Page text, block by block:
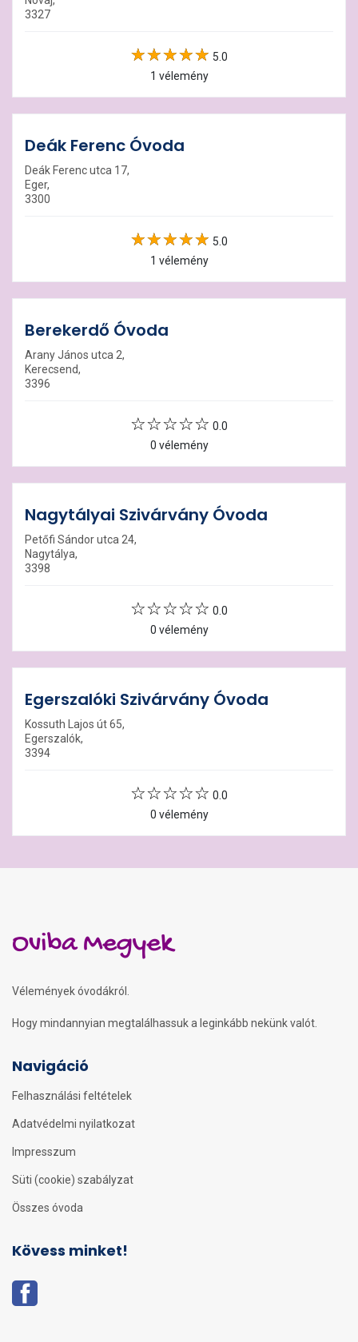
3327
5.0
1 vélemény
Deák Ferenc Óvoda
Deák Ferenc utca 17,
Eger,
3300
5.0
1 vélemény
Berekerdő Óvoda
Arany János utca 2,
Kerecsend,
3396
0.0
0 vélemény
Nagytályai Szivárvány Óvoda
Petőfi Sándor utca 24,
Nagytálya,
3398
0.0
0 vélemény
Egerszalóki Szivárvány Óvoda
Kossuth Lajos út 65,
Egerszalók,
3394
0.0
0 vélemény
Oviba Megyek
Vélemények óvodákról.
Hogy mindannyian megtalálhassuk a leginkább nekünk valót.
Navigáció
Felhasználási feltételek
Adatvédelmi nyilatkozat
Impresszum
Süti (cookie) szabályzat
Összes óvoda
Kövess minket!